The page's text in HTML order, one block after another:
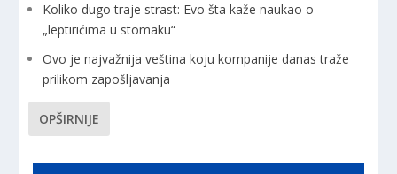
Koliko dugo traje strast: Evo šta kaže naukao o
„leptirićima u stomaku“
Ovo je najvažnija veština koju kompanije danas traže
prilikom zapošljavanja
OPŠIRNIJE